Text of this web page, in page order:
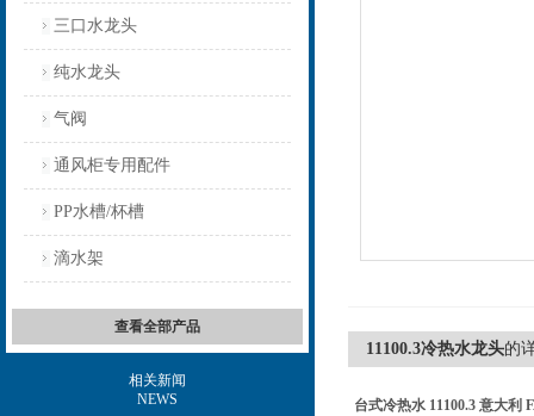
三口水龙头
纯水龙头
气阀
通风柜专用配件
PP水槽/杯槽
滴水架
查看全部产品
相关新闻
NEWS
11100.3冷热水龙头的
台式冷热水 11100.3 意大利